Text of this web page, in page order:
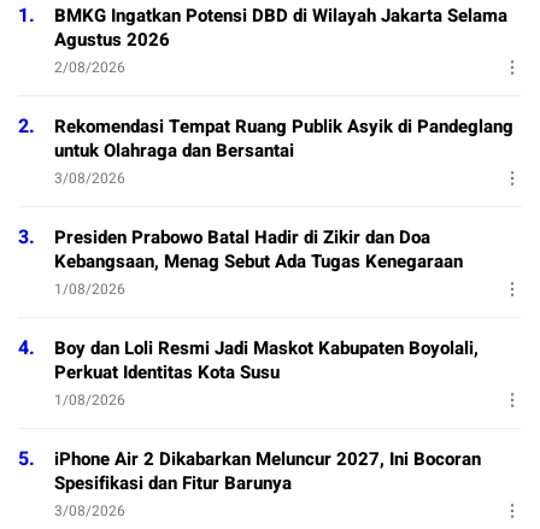
1.
BMKG Ingatkan Potensi DBD di Wilayah Jakarta Selama
Agustus 2026
2/08/2026
2.
Rekomendasi Tempat Ruang Publik Asyik di Pandeglang
untuk Olahraga dan Bersantai
3/08/2026
3.
Presiden Prabowo Batal Hadir di Zikir dan Doa
Kebangsaan, Menag Sebut Ada Tugas Kenegaraan
1/08/2026
4.
Boy dan Loli Resmi Jadi Maskot Kabupaten Boyolali,
Perkuat Identitas Kota Susu
1/08/2026
5.
iPhone Air 2 Dikabarkan Meluncur 2027, Ini Bocoran
Spesifikasi dan Fitur Barunya
3/08/2026